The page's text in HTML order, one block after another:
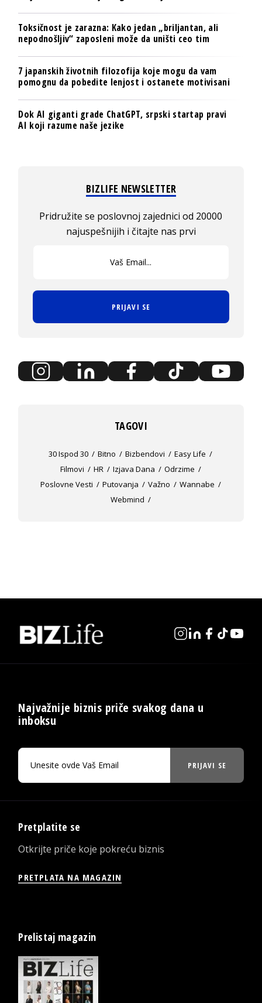
Toksičnost je zarazna: Kako jedan „briljantan, ali
nepodnošljiv“ zaposleni može da uništi ceo tim
7 japanskih životnih filozofija koje mogu da vam
pomognu da pobedite lenjost i ostanete motivisani
Dok AI giganti grade ChatGPT, srpski startap pravi
AI koji razume naše jezike
BIZLIFE NEWSLETTER
Pridružite se poslovnoj zajednici od 20000
najuspešnijih i čitajte nas prvi
PRIJAVI SE
TAGOVI
30 Ispod 30 Bitno Bizbendovi
Easy Life
Filmovi
HR Izjava Dana
Odrzime
Poslovne Vesti
Putovanja Važno
Wannabe
Webmind
Najvažnije biznis priče svakog dana u
inboksu
PRIJAVI SE
Pretplatite se
Otkrijte priče koje pokreću biznis
PRETPLATA NA MAGAZIN
Prelistaj magazin